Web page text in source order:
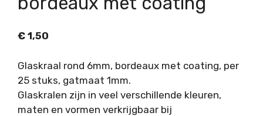
€ 1,50
Glaskraal rond 6mm, bordeaux met coating, per
25 stuks, gatmaat 1mm.
Glaskralen zijn in veel verschillende kleuren,
maten en vormen verkrijgbaar bij